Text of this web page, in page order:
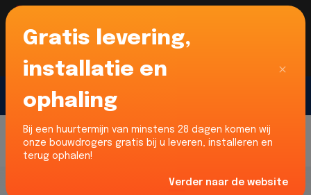
Voor onze Nederlandse klanten... Wij zijn maar
liefst 52% goedkoper dan verhuurders uit NL -
limburg en Noord-Brabant!
Gratis levering,
installatie en
ophaling
Bij een huurtermijn van minstens 28 dagen komen wij
onze bouwdrogers gratis bij u leveren, installeren en
terug ophalen!
Verder naar de website